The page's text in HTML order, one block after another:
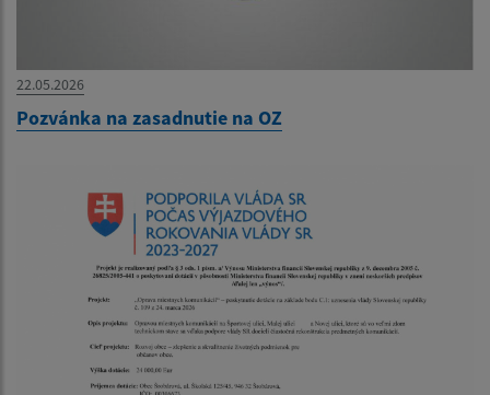
22.05.2026
Pozvánka na zasadnutie na OZ